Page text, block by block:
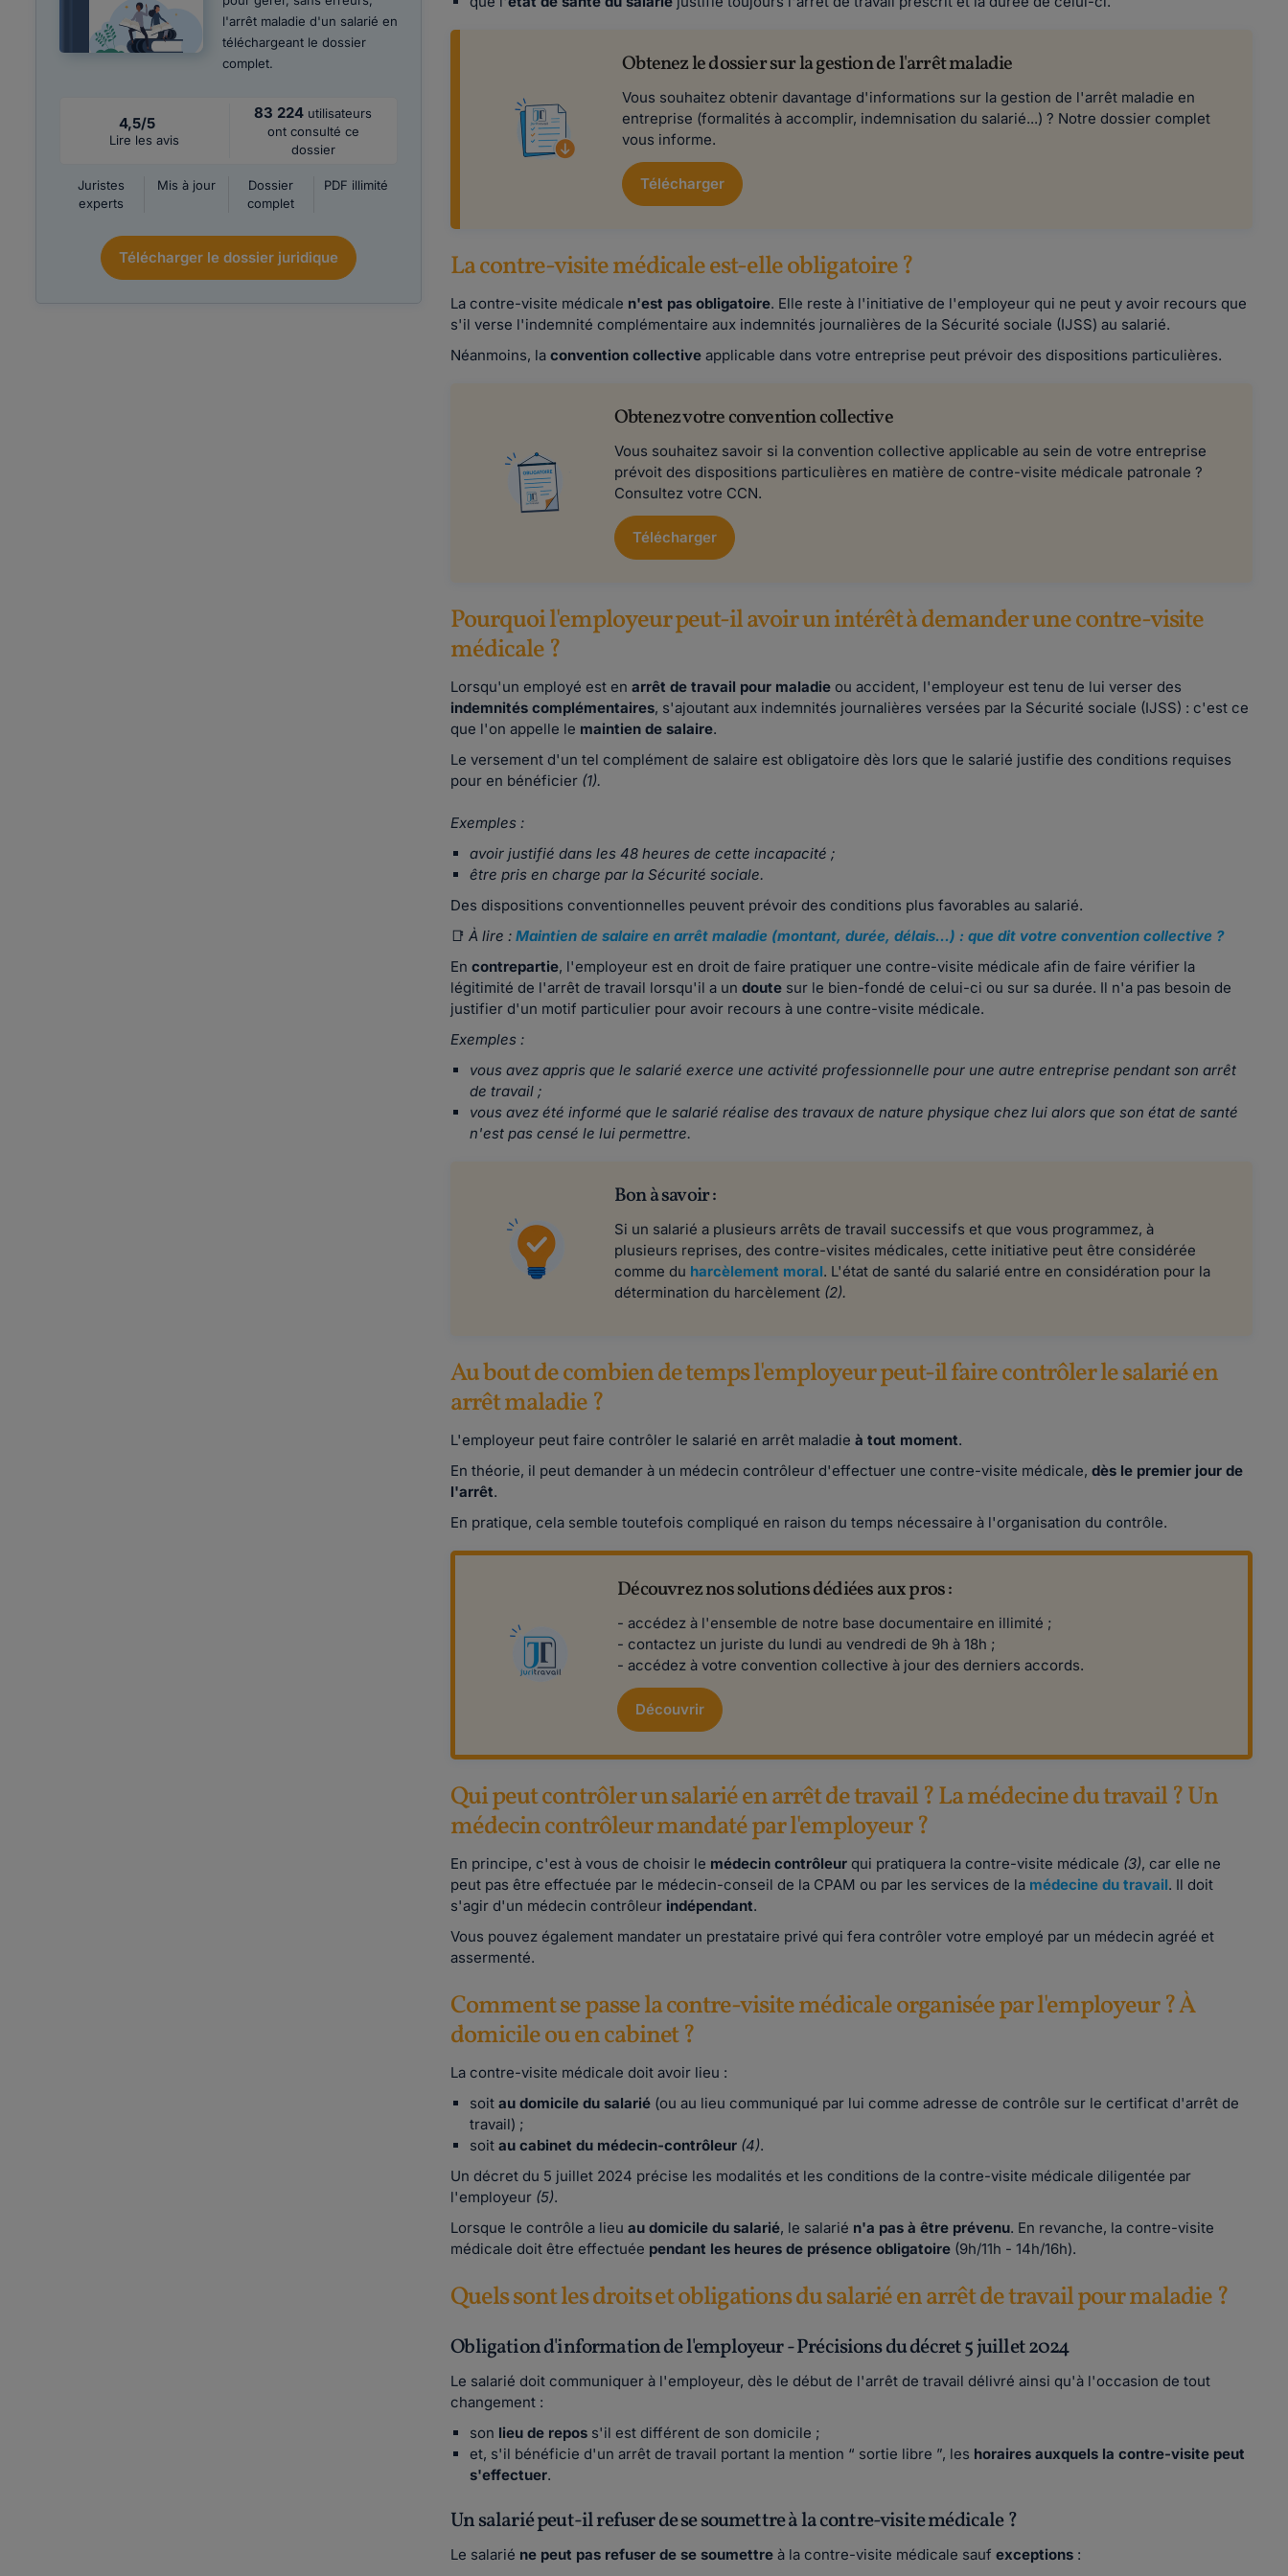
l'arrêt maladie d'un salarié en
téléchargeant le dossier
complet.
4,5/5
Lire les avis
83 224 utilisateurs
ont consulté ce
dossier
Juristes
experts
Mis à jour
Dossier
complet
PDF illimité
Télécharger le dossier juridique
Obtenez le dossier sur la gestion de l'arrêt maladie
Vous souhaitez obtenir davantage d'informations sur la gestion de l'arrêt maladie en
entreprise (formalités à accomplir, indemnisation du salarié...) ? Notre dossier complet
vous informe.
Télécharger
La contre-visite médicale est-elle obligatoire ?
La contre-visite médicale n'est pas obligatoire. Elle reste à l'initiative de l'employeur qui ne peut y avoir recours que
s'il verse l'indemnité complémentaire aux indemnités journalières de la Sécurité sociale (IJSS) au salarié.
Néanmoins, la convention collective applicable dans votre entreprise peut prévoir des dispositions particulières.
Obtenez votre convention collective
Vous souhaitez savoir si la convention collective applicable au sein de votre entreprise
prévoit des dispositions particulières en matière de contre-visite médicale patronale ?
Consultez votre CCN.
Télécharger
Pourquoi l'employeur peut-il avoir un intérêt à demander une contre-visite
médicale ?
Lorsqu'un employé est enarrêt de travail pour maladie ou accident, l'employeur est tenu de lui verser des
indemnités complémentaires, s'ajoutant aux indemnités journalières versées par la Sécurité sociale (IJSS) : c'est ce
que l'on appelle le maintien de salaire.
Le versement d'un tel complément de salaire est obligatoire dès lors que le salarié justifie des conditions requises
pour en bénéficier (1).
Exemples :
avoir justifié dans les 48 heures de cette incapacité ;
être pris en charge par la Sécurité sociale.
Des dispositions conventionnelles peuvent prévoir des conditions plus favorables au salarié.
📑À lire : Maintien de salaire en arrêt maladie (montant, durée, délais...) : que dit votre convention collective ?
Encontrepartie, l'employeur est en droit de faire pratiquer une contre-visite médicale afin de faire vérifier la
légitimité de l'arrêt de travail lorsqu'il a undoute sur le bien-fondé de celui-ci ou sur sa durée. Il n'a pas besoin de
justifier d'un motif particulier pour avoir recours à une contre-visite médicale.
Exemples :
vous avez appris que le salarié exerce une activité professionnelle pour une autre entreprise pendant son arrêt
de travail ;
vous avez été informé que le salarié réalise des travaux de nature physique chez lui alors que son état de santé
n'est pas censé le lui permettre.
Bon à savoir :
Si un salarié a plusieurs arrêts de travail successifs et que vous programmez, à
plusieurs reprises, des contre-visites médicales, cette initiative peut être considérée
comme du harcèlement moral. L'état de santé du salarié entre en considération pour la
détermination du harcèlement (2).
Au bout de combien de temps l'employeur peut-il faire contrôler le salarié en
arrêt maladie ?
L'employeur peut faire contrôler le salarié en arrêt maladieà tout moment.
En théorie, il peut demander à un médecin contrôleur d'effectuer une contre-visite médicale,dès le premier jour de
l'arrêt.
En pratique, cela semble toutefois compliqué en raison du temps nécessaire à l'organisation du contrôle.
Découvrez nos solutions dédiées aux pros :
- accédez à l'ensemble de notre base documentaire en illimité ;
- contactez un juriste du lundi au vendredi de 9h à 18h ;
- accédez à votre convention collective à jour des derniers accords.
Découvrir
Qui peut contrôler un salarié en arrêt de travail ? La médecine du travail ? Un
médecin contrôleur mandaté par l'employeur ?
En principe, c'est à vous de choisir le médecin contrôleur qui pratiquera la contre-visite médicale (3), car elle ne
peut pas être effectuée par le médecin-conseil de la CPAM ou par les services de la médecine du travail. Il doit
s'agir d'un médecin contrôleur indépendant.
Vous pouvez également mandater un prestataire privé qui fera contrôler votre employé par un médecin agréé et
assermenté.
Comment se passe la contre-visite médicale organisée par l'employeur ? À
domicile ou en cabinet ?
La contre-visite médicale doit avoir lieu :
soitau domicile du salarié (ou au lieu communiqué par lui comme adresse de contrôle sur le certificat d'arrêt de
travail) ;
soitau cabinet du médecin-contrôleur (4).
Un décret du 5 juillet 2024 précise les modalités et les conditions de la contre-visite médicale diligentée par
l'employeur (5).
Lorsque le contrôle a lieuau domicile du salarié, le salarié n'a pas à être prévenu. En revanche, la contre-visite
médicale doit être effectuée pendant les heures de présence obligatoire (9h/11h - 14h/16h).
Quels sont les droits et obligations du salarié en arrêt de travail pour maladie ?
Obligation d'information de l'employeur - Précisions du décret 5 juillet 2024
Le salarié doit communiquer à l'employeur, dès le début de l'arrêt de travail délivré ainsi qu'à l'occasion de tout
changement :
son lieu de repos s'il est différent de son domicile ;
et, s'il bénéficie d'un arrêt de travail portant la mention “ sortie libre ”, les horaires auxquels la contre-visite peut
s'effectuer.
Un salarié peut-il refuser de se soumettre à la contre-visite médicale ?
Le salarié ne peut pas refuser de se soumettre à la contre-visite médicale saufexceptions :